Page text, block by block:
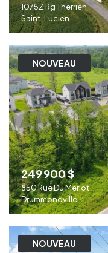
1075Z Rg Therrien
Saint-Lucien
NOUVEAU
249 900 $
850 Rue Du Merlot
Drummondville
NOUVEAU